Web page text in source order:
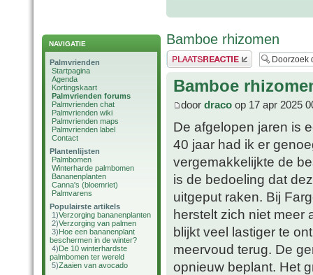
NAVIGATIE
Palmvrienden
Startpagina
Agenda
Kortingskaart
Palmvrienden forums
Palmvrienden chat
Palmvrienden wiki
Palmvrienden maps
Palmvrienden label
Contact
Plantenlijsten
Palmbomen
Winterharde palmbomen
Bananenplanten
Canna's (bloemriet)
Palmvarens
Populairste artikels
1)Verzorging bananenplanten
2)Verzorging van palmen
3)Hoe een bananenplant
beschermen in de winter?
4)De 10 winterhardste
palmbomen ter wereld
5)Zaaien van avocado
Bamboe rhizomen
Plaats een reactie
Bamboe
door draco op 17 apr 2025
De afgelopen jaren is
40 jaar had ik er
vergemakkelijkte de
is de bedoeling dat
uitgeput raken. Bij
herstelt zich niet meer
blijkt veel lastiger te
meervoud terug. De
opnieuw beplant. Het